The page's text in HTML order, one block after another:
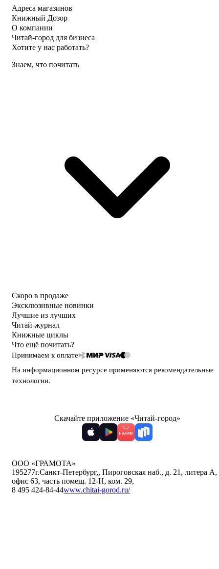
Адреса магазинов
Книжный Дозор
О компании
Читай-город для бизнеса
Хотите у нас работать?
Знаем, что почитать
Скоро в продаже
Эксклюзивные новинки
Лучшие из лучших
Читай-журнал
Книжные циклы
Что ещё почитать?
Принимаем к оплате
На информационном ресурсе применяются рекомендательные
технологии.
Скачайте приложение «Читай-город»
ООО «ГРАМОТА»
195277г.Санкт-Петербург,, Пироговская наб., д. 21, литера А,
офис 63, часть помещ. 12-Н, ком. 29,
8 495 424-84-44www.chitai-gorod.ru/